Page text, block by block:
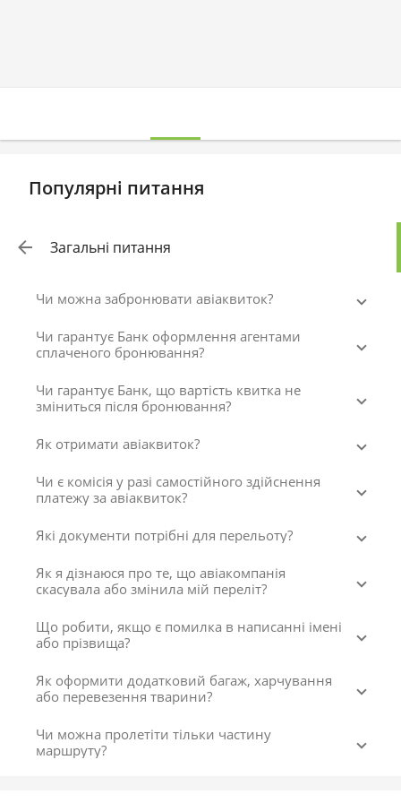
Популярні питання
Загальні питання
Чи можна забронювати авіаквиток?
Чи гарантує Банк оформлення агентами
сплаченого бронювання?
Чи гарантує Банк, що вартість квитка не
зміниться після бронювання?
Як отримати авіаквиток?
Чи є комісія у разі самостійного здійснення
платежу за авіаквиток?
Які документи потрібні для перельоту?
Як я дізнаюся про те, що авіакомпанія
скасувала або змінила мій переліт?
Що робити, якщо є помилка в написанні імені
або прізвища?
Як оформити додатковий багаж, харчування
або перевезення тварини?
Чи можна пролетіти тільки частину
маршруту?